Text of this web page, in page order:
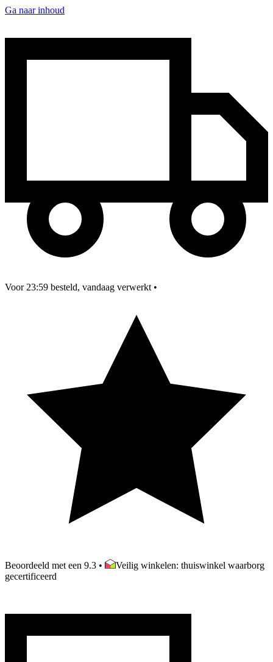
Ga naar inhoud
Voor 23:59 besteld, vandaag verwerkt •
Beoordeeld met een 9.3 •
Veilig winkelen: thuiswinkel waarborg
gecertificeerd